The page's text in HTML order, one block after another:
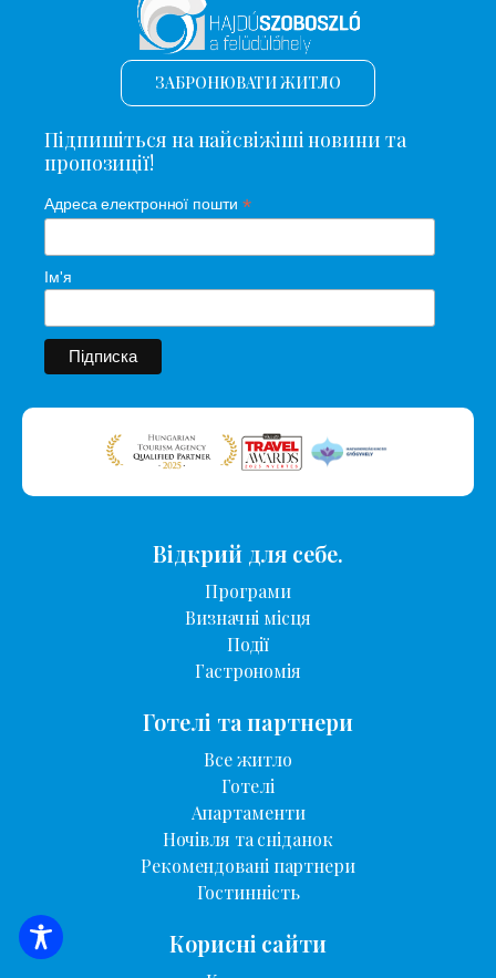
ПОШУК ЖИТЛА
ЗАБРОНЮВАТИ ЖИТЛО
Підпишіться на найсвіжіші новини та
пропозиції!
Адреса електронної пошти *
Ім'я
Відкрий для себе.
Програми
Визначні місця
Події
Гастрономія
Готелі та партнери
Все житло
Готелі
Апартаменти
Ночівля та сніданок
Рекомендовані партнери
Гостинність
Корисні сайти